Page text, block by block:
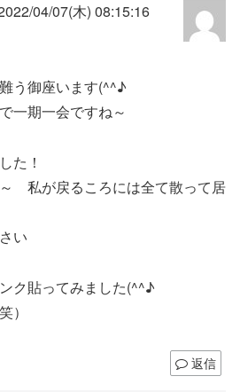
04/07(木) 08:15:16
う御座います(^^♪
一期一会ですね～
た！
私が戻るころには全て散って居
い
ク貼ってみました(^^♪
）
返信